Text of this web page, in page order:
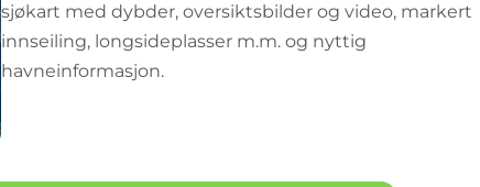
sjøkart med dybder, oversiktsbilder og video, markert
innseiling, longsideplasser m.m. og nyttig
havneinformasjon.